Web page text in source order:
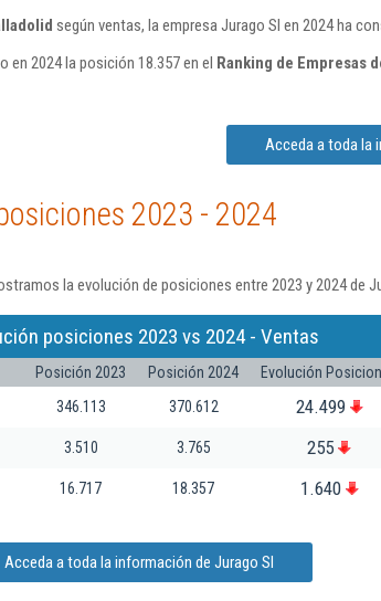
según ventas, la empresa Jurago Sl en 2024 ha
en 2024 la posición 18.357 en el Ranking de Empresas
Acceda a toda la
2023 - 2024
la evolución de posiciones entre 2023 y 2024 de
posiciones 2023 vs 2024 - Ventas
Posición 2023 Posición 2024
Evolución
346.113 370.612 24.499
3.510 3.765 255
16.717 18.357 1.640
Acceda a toda la información de Jurago Sl